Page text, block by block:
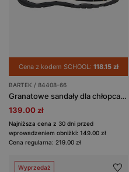
Cena z kodem SCHOOL: 118.15 zł
BARTEK / 84408-66
Granatowe sandały dla chłopca z brązowymi wstawkami BARTEK 84408-66
139.00 zł
Najniższa cena z 30 dni przed
wprowadzeniem obniżki: 149.00 zł
Cena regularna: 219.00 zł
Wyprzedaż